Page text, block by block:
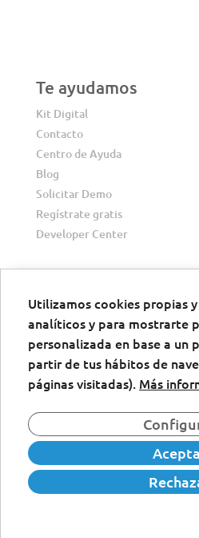
Te ayudamos
Kit Digital
Contacto
Centro de Ayuda
Blog
Solicitar Demo
Regístrate gratis
Developer Center
Descargar
Descarga la app de firma digital
Utilizamos cookies propias
analíticos y para mostrarte
personalizada en base a un
partir de tus hábitos de
páginas visitadas). Más